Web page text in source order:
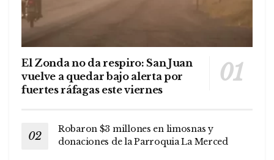
El Zonda no da respiro: San Juan
vuelve a quedar bajo alerta por
fuertes ráfagas este viernes
Robaron $3 millones en limosnas y
donaciones de la Parroquia La Merced